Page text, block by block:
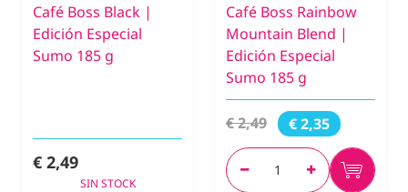
Café Boss Black |
Edición Especial
Sumo 185 g
€ 2,49
SIN STOCK
Café Boss Rainbow
Mountain Blend |
Edición Especial
Sumo 185 g
€ 2,49 € 2,35